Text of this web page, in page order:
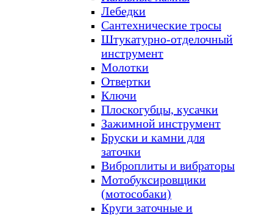
Лебедки
Сантехнические тросы
Штукатурно-отделочный
инструмент
Молотки
Отвертки
Ключи
Плоскогубцы, кусачки
Зажимной инструмент
Бруски и камни для
заточки
Виброплиты и вибраторы
Мотобуксировщики
(мотособаки)
Круги заточные и